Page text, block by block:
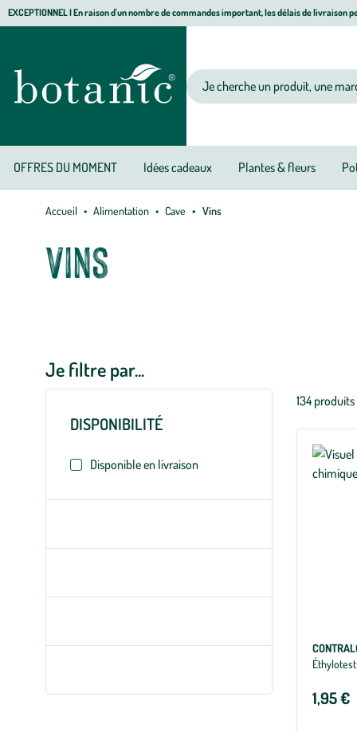
Aller
navigation
Aller
principal
Aller
de
page
EXCEPTIONNEL I En raison d'un nombre de commandes important, les délais de livraison
animalerie,
décoration,
botanic®
Votre
recherche
OFFRES DU MOMENT Idées cadeaux Plantes & fleurs
Accueil Alimentation Cave Vins
Vins
Je filtre par...
DISPONIBILITÉ
Disponible en livraison
des
filtres
appliqués
134 produits
1,95 €